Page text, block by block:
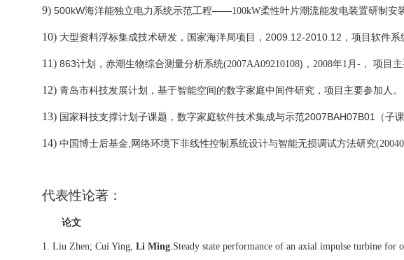
9) 500kW海洋能独立电力 系统示范工程——100kW柔性叶片潮流能发电装置研制安
10) 大型资料浮标集成技术研发，国家海洋局项目， 2009.12-2010.12 ，项目软件系
11) 863计划，赤潮生物综合测量分析系统(2007AA09210108) ， 2008年1 月 - ， 项目
12) 青岛市科技发展计划，基于智能空间的数字家庭中间件研究，项目主要参加人。
13) 国家科技支撑计划子课题，数字家庭软件技术集成与示范2007BAH07B01 （子
14) 中国博士后基金 网络环境下非线性控制系统设计与智能无损调试方法研究(
代表性论著：
论文
1. Liu Zhen; Cui Ying, Li Ming Steady state performance of an axial impulse turbine for